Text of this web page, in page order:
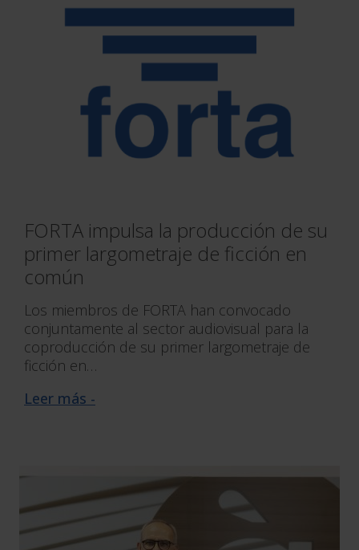
FORTA impulsa la producción de su
primer largometraje de ficción en
común
Los miembros de FORTA han convocado
conjuntamente al sector audiovisual para la
coproducción de su primer largometraje de
ficción en…
Leer más -